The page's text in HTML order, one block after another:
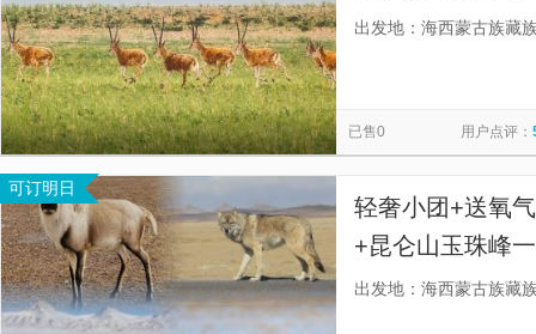
务，赠格尔木市
出发地：海西蒙古族藏
已售0 用户点评：
可订明日
轻奢小团+送氧
+昆仑山玉珠峰
线+深度体验，
出发地：海西蒙古族藏